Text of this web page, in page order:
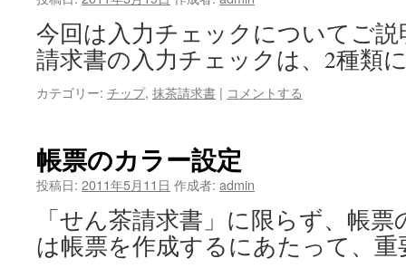
今回は入力チェックについてご
請求書の入力チェックは、2種類
カテゴリー: チップ, 抹茶請求書 | コメントする
帳​票​の​カ​ラ​ー​設​定
投稿日: 2011年5月11日 作成者: admin
「せん茶請求書」に限らず、帳
は帳票を作成するにあたって、